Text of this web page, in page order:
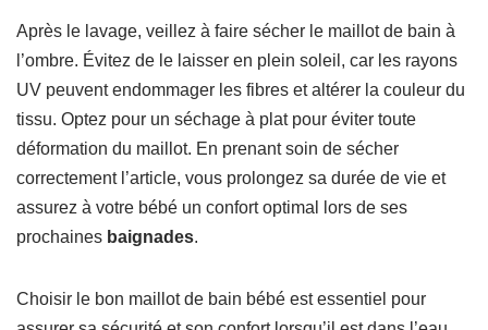
Après le lavage, veillez à faire sécher le maillot de bain à
l’ombre. Évitez de le laisser en plein soleil, car les rayons
UV peuvent endommager les fibres et altérer la couleur du
tissu. Optez pour un séchage à plat pour éviter toute
déformation du maillot. En prenant soin de sécher
correctement l’article, vous prolongez sa durée de vie et
assurez à votre bébé un confort optimal lors de ses
prochaines baignades.
Choisir le bon maillot de bain bébé est essentiel pour